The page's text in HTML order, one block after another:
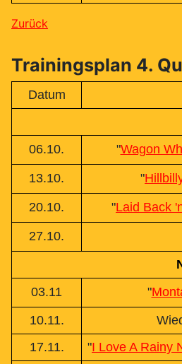
Zurück
Trainingsplan 4.
Datum
06.10.
"Wagon
13.10. "
20.10. "Laid Back
27.10.
03.11
"
10.11.
17.11.
"I Love A Rainy